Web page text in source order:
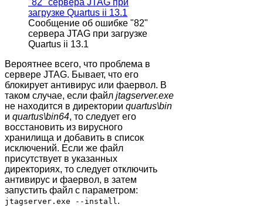
Сообщение об ошибке "82"
сервера JTAG при загрузке
Quartus ii 13.1
Вероятнее всего, что проблема в
сервере JTAG. Бывает, что его
блокирует антивирус или фаервол. В
таком случае, если файл jtagserver.exe
не находится в директории quartus\bin
и quartus\bin64, то следует его
восстановить из вирусного
хранилища и добавить в список
исключений. Если же файл
присутствует в указанных
директориях, то следует отключить
антивирус и фаервол, в затем
запустить файл с параметром:
jtagserver.exe --install.